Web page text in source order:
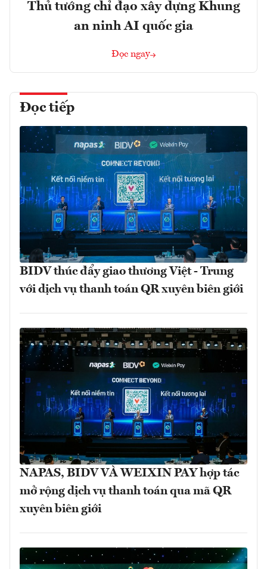
Thủ tướng chỉ đạo xây dựng Khung
an ninh AI quốc gia
Đọc ngay
Đọc tiếp
BIDV thúc đẩy giao thương Việt - Trung
với dịch vụ thanh toán QR xuyên biên giới
NAPAS, BIDV VÀ WEIXIN PAY hợp tác
mở rộng dịch vụ thanh toán qua mã QR
xuyên biên giới